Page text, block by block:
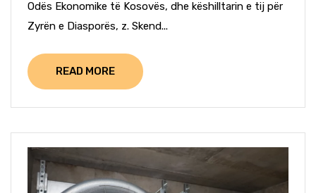
Odës Ekonomike të Kosovës, dhe këshilltarin e tij për
Zyrën e Diasporës, z. Skend...
READ MORE